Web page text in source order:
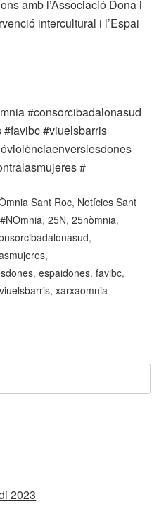
amb l’Associació Dona i
intercultural i l’Espai
#consorcibadalonasud
#viuelsbarris
#
Sant Roc, Notícies Sant
#NÒmnia,25N,25nòmnia,
,
,
,espaidones,favibc,
viuelsbarris,xarxaomnia
2023